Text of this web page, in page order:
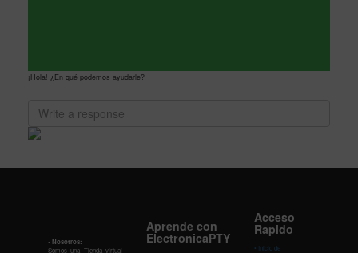
¡Hola! ¿En qué podemos ayudarle?
• Nosotros:
Somos una Tienda virtual
Aprende con
ElectronicaPTY
Acceso
Rapido
• Inicio de